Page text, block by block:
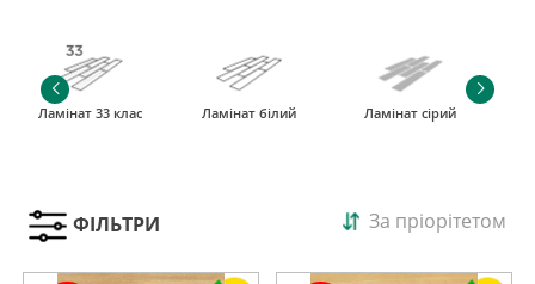
Ламінат 33 клас Ламінат білий Ламінат сірий
ФІЛЬТРИ За пріорітетом